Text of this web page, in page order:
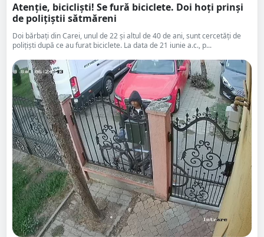
Atenție, bicicliști! Se fură biciclete. Doi hoți prinși
de polițiștii sătmăreni
Doi bărbați din Carei, unul de 22 și altul de 40 de ani, sunt cercetăți de
polițiști după ce au furat biciclete. La data de 21 iunie a.c., p...